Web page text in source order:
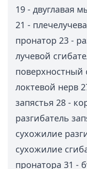
19 - двуглавая
21 -
пронатор 23 -
лучевой
поверхностный
локтевой нерв
запястья 28 -
разгибатель
сухожилие
сухожилие
пронатора 31 -